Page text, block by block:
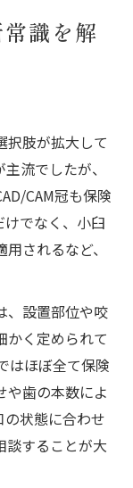
る今
背景
理解
ト解説
の流れ
選び
歯実現
ット解説
目安
い選択法
力とは
理由
療の特徴
識を解
択肢が拡大して
流でしたが、
CAM冠も保険
でなく、小臼
されるなど、
、設置部位や咬
かく定められて
はほぼ全て保険
や歯の本数によ
の状態に合わせ
談することが大